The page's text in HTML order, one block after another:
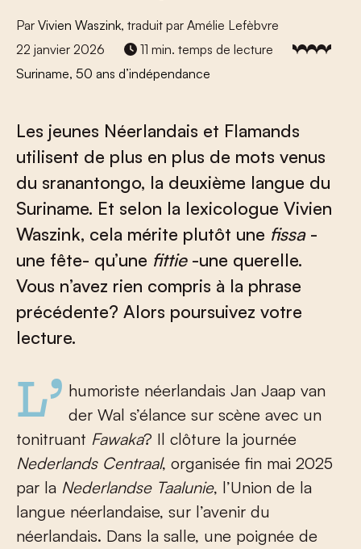
Par Vivien Waszink, traduit par Amélie Lefèbvre
22 janvier 2026
11 min. temps de lecture
Suriname, 50 ans d’indépendance
Les jeunes Néerlandais et Flamands
utilisent de plus en plus de mots venus
du sranantongo, la deuxième langue du
Suriname. Et selon la lexicologue Vivien
Waszink, cela mérite plutôt une fissa-
une fête- qu’une fittie -une querelle.
Vous n’avez rien compris à la phrase
précédente? Alors poursuivez votre
lecture.
L’humoriste néerlandais Jan Jaap van der Wal s’élance sur scène avec un
tonitruant Fawaka? Il clôture la journée
Nederlands Centraal, organisée fin mai 2025
par la Nederlandse Taalunie, l’Union de la
langue néerlandaise, sur l’avenir du
néerlandais. Dans la salle, une poignée de